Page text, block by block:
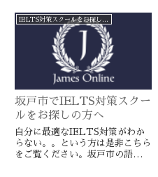
ラインのIELTS対策ならより確
実に目標達成が近づきます。海外
留学や移住をお考えの方や国内大
学受験を有利に進めたい方に是
IELTS対策スクールをお探しの方へ
坂戸市でIELTS対策スクー
ルをお探しの方へ
自分に最適なIELTS対策がわか
らない。。という方は是非こちら
をご覧ください。坂戸市の語学ス